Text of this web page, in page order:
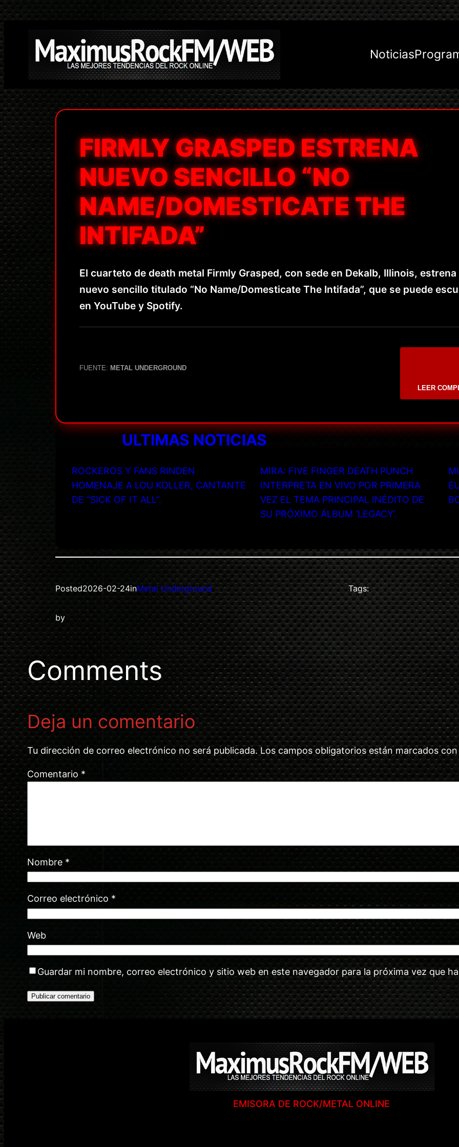
Saltar
contenido
Noticias
FIRMLY GRASPED ESTRENA
NUEVO SENCILLO “NO
NAME/DOMESTICATE THE
INTIFADA”
El cuarteto de death metal Firmly Grasped, con sede en Dekalb, Illinois, estrena
nuevo sencillo titulado “No Name/Domesticate The Intifada”, que se puede
en YouTube y Spotify.
FUENTE: METAL UNDERGROUND
LEER
ULTIMAS NOTICIAS
ROCKEROS Y FANS RINDEN
HOMENAJE A LOU KOLLER, CANTANTE
DE “SICK OF IT ALL”.
MIRA: FIVE FINGER DEATH PUNCH
INTERPRETA EN VIVO POR PRIMERA
VEZ EL TEMA PRINCIPAL INÉDITO DE
SU PRÓXIMO ÁLBUM ‘LEGACY’.
Posted2026-02-24inMetal Underground
by
Tags:
Comments
Deja un comentario
Tu dirección de correo electrónico no será publicada. Los campos obligatorios están marcados
Comentario *
Nombre *
Correo electrónico *
Web
Guardar mi nombre, correo electrónico y sitio web en este navegador para la próxima vez que
EMISORA DE ROCK/METAL ONLINE